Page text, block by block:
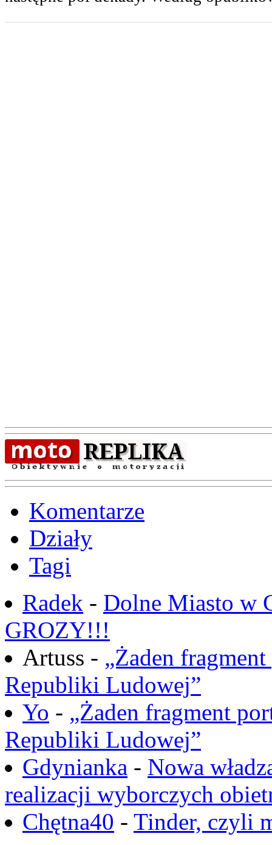
Komentarze
Działy
Tagi
Radek - Dolne Miasto w
GROZY!!!
Artuss - „Żaden
Republiki Ludowej”
Yo - „Żaden fragment
Republiki Ludowej”
Gdynianka - Nowa
realizacji wyborczych
Chętna40 - Tinder, czyli